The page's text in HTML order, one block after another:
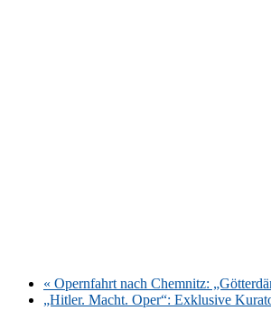
« Opern­fahrt nach Chem­nitz:
„Hit­ler. Macht. Oper“: Ex­klu­si­ve